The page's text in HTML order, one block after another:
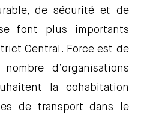
de sécurité et de
font plus importants
Central. Force est de
d’organisations
la cohabitation
de transport dans le